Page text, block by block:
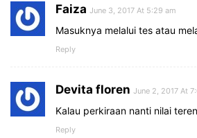
Faiza June 3, 2017 At 5:29 am
Masuknya melalui tes atau
Reply
Devita floren June 2, 2017 At
Kalau perkiraan nanti nilai
Reply